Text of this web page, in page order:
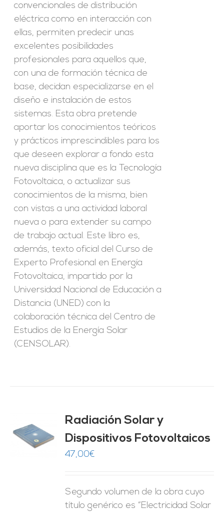
convencionales de distribución
eléctrica como en interacción con
ellas, permiten predecir unas
excelentes posibilidades
profesionales para aquellos que,
con una de formación técnica de
base, decidan especializarse en el
diseño e instalación de estos
sistemas. Esta obra pretende
aportar los conocimientos teóricos
y prácticos imprescindibles para los
que deseen explorar a fondo esta
nueva disciplina que es la Tecnología
Fotovoltaica, o actualizar sus
conocimientos de la misma, bien
con vistas a una actividad laboral
nueva o para extender su campo
de trabajo actual. Este libro es,
además, texto oficial del Curso de
Experto Profesional en Energía
Fotovoltaica, impartido por la
Universidad Nacional de Educación a
Distancia (UNED) con la
colaboración técnica del Centro de
Estudios de la Energía Solar
(CENSOLAR).
Radiación Solar y
Dispositivos Fotovoltaicos
47,00€
Segundo volumen de la obra cuyo
título genérico es “Electricidad Solar